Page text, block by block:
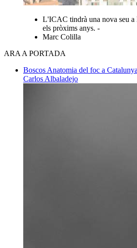
L'ICAC tindrà una nova seu a
els pròxims anys. -
Marc Colilla
ARA A PORTADA
Boscos Anatomia del foc a Catalunya
Carlos Albaladejo